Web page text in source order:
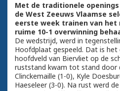
Met de traditionele
de West Zeeuws Vlaamse
eerste week trainen van het
ruime 10-1 overwinning
De wedstrijd, werd in
Hoofdplaat gespeeld. Dat is
hoofdveld van Biervliet op de
ruststand kwam tot stand door
Clinckemaille (1-0), Kyle
Haeseleer (3-0). Na rust werd